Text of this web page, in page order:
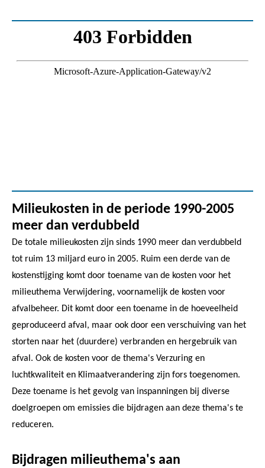
Milieukosten in de periode 1990-2005
meer dan verdubbeld
De totale milieukosten zijn sinds 1990 meer dan verdubbeld
tot ruim 13 miljard euro in 2005. Ruim een derde van de
kostenstijging komt door toename van de kosten voor het
milieuthema Verwijdering, voornamelijk de kosten voor
afvalbeheer. Dit komt door een toename in de hoeveelheid
geproduceerd afval, maar ook door een verschuiving van het
storten naar het (duurdere) verbranden en hergebruik van
afval. Ook de kosten voor de thema's Verzuring en
luchtkwaliteit en Klimaatverandering zijn fors toegenomen.
Deze toename is het gevolg van inspanningen bij diverse
doelgroepen om emissies die bijdragen aan deze thema's te
reduceren.
Bijdragen milieuthema's aan